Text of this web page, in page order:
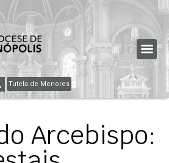
Tutela de Menores
Arcebispo: